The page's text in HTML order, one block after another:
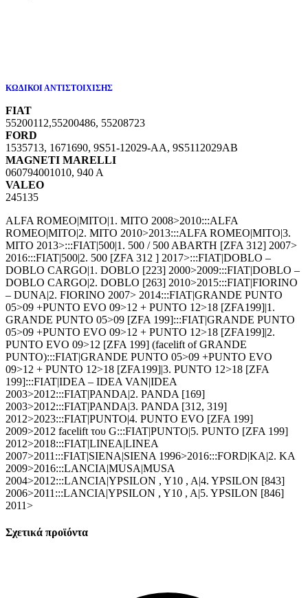
ΚΩΔΙΚΟΙ ΑΝΤΙΣΤΟΙΧΙΣΗΣ
FIAT
55200112,55200486, 55208723
FORD
1535713, 1671690, 9S51-12029-AA, 9S5112029AB
MAGNETI MARELLI
060794001010, 940 A
VALEO
245135
ALFA ROMEO|MITO|1. MITO 2008>2010:::ALFA
ROMEO|MITO|2. MITO 2010>2013:::ALFA ROMEO|MITO|3.
MITO 2013>:::FIAT|500|1. 500 / 500 ABARTH [ZFA 312] 2007>
2016:::FIAT|500|2. 500 [ZFA 312 ] 2017>:::FIAT|DOBLO –
DOBLO CARGO|1. DOBLO [223] 2000>2009:::FIAT|DOBLO –
DOBLO CARGO|2. DOBLO [263] 2010>2015:::FIAT|FIORINO
– DUNA|2. FIORINO 2007> 2014:::FIAT|GRANDE PUNTO
05>09 +PUNTO EVO 09>12 + PUNTO 12>18 [ZFA199]|1.
GRANDE PUNTO 05>09 [ZFA 199]:::FIAT|GRANDE PUNTO
05>09 +PUNTO EVO 09>12 + PUNTO 12>18 [ZFA199]|2.
PUNTO EVO 09>12 [ZFA 199] (facelift of GRANDE
PUNTO):::FIAT|GRANDE PUNTO 05>09 +PUNTO EVO
09>12 + PUNTO 12>18 [ZFA199]|3. PUNTO 12>18 [ZFA
199]:::FIAT|IDEA – IDEA VAN|IDEA
2003>2012:::FIAT|PANDA|2. PANDA [169]
2003>2012:::FIAT|PANDA|3. PANDA [312, 319]
2012>2023:::FIAT|PUNTO|4. PUNTO EVO [ZFA 199]
2009>2012 facelift του G:::FIAT|PUNTO|5. PUNTO [ZFA 199]
2012>2018:::FIAT|LINEA|LINEA
2007>2011:::FIAT|SIENA|SIENA 1996>2016:::FORD|KA|2. KA
2009>2016:::LANCIA|MUSA|MUSA
2004>2012:::LANCIA|YPSILON , Y10 , A|4. YPSILON [843]
2006>2011:::LANCIA|YPSILON , Y10 , A|5. YPSILON [846]
2011>
Σχετικά προϊόντα